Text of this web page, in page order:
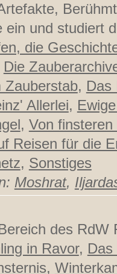
ein und studiert
die
Die
Zauberstab, Das
Allerlei,
, Von
Reisen für die
, Sonstiges
Moshrat,
des RdW
in Ravor,
,